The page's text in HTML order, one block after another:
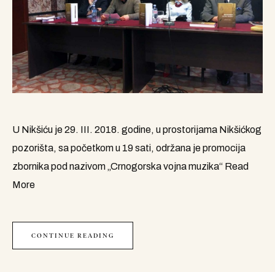
U Nikšiću je 29. III. 2018. godine, u prostorijama Nikšićkog
pozorišta, sa početkom u 19 sati, održana je promocija
zbornika pod nazivom „Crnogorska vojna muzika“ Read
More
CONTINUE READING